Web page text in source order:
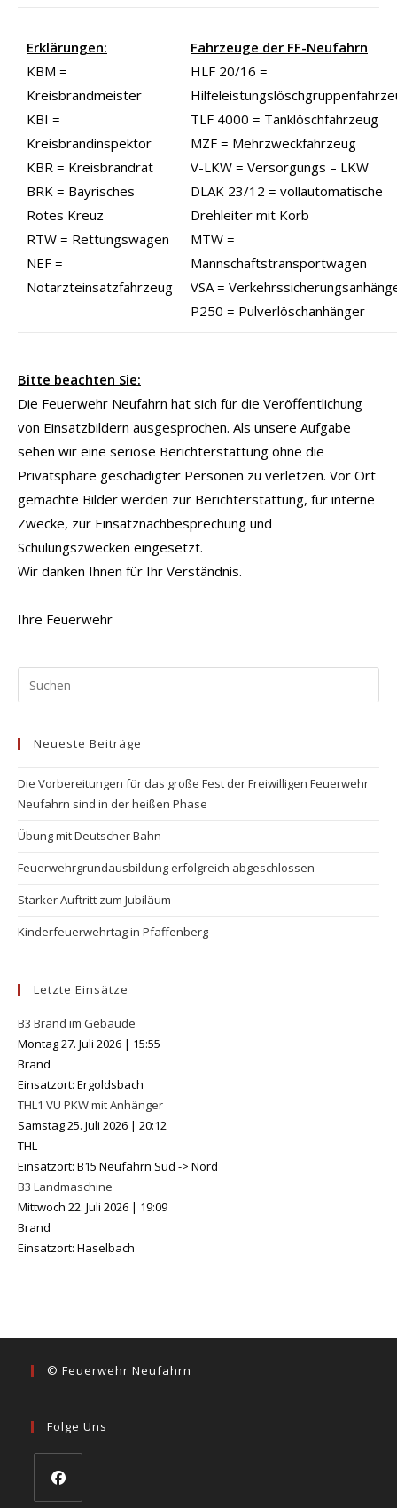
Erklärungen:
KBM =
Kreisbrandmeister
KBI =
Kreisbrandinspektor
KBR = Kreisbrandrat
BRK = Bayrisches
Rotes Kreuz
RTW = Rettungswagen
NEF =
Notarzteinsatzfahrzeug
Fahrzeuge der FF-Neufahrn
HLF 20/16 =
TLF 4000 = Tanklöschfahrzeug
MZF = Mehrzweckfahrzeug
V-LKW = Versorgungs – LKW
DLAK 23/12 = vollautomatische
Drehleiter mit Korb
MTW =
Mannschaftstransportwagen
VSA =
P250 = Pulverlöschanhänger
Bitte beachten Sie:
Die Feuerwehr Neufahrn hat sich für die Veröffentlichung
von Einsatzbildern ausgesprochen. Als unsere Aufgabe
sehen wir eine seriöse Berichterstattung ohne die
Privatsphäre geschädigter Personen zu verletzen. Vor Ort
gemachte Bilder werden zur Berichterstattung, für interne
Zwecke, zur Einsatznachbesprechung und
Schulungszwecken eingesetzt.
Wir danken Ihnen für Ihr Verständnis.
Ihre Feuerwehr
Neueste Beiträge
Die Vorbereitungen für das große Fest der Freiwilligen Feuerwehr
Neufahrn sind in der heißen Phase
Übung mit Deutscher Bahn
Feuerwehrgrundausbildung erfolgreich abgeschlossen
Starker Auftritt zum Jubiläum
Kinderfeuerwehrtag in Pfaffenberg
Letzte Einsätze
B3 Brand im Gebäude
Montag 27. Juli 2026 | 15:55
Brand
Einsatzort: Ergoldsbach
THL1 VU PKW mit Anhänger
Samstag 25. Juli 2026 | 20:12
THL
Einsatzort: B15 Neufahrn Süd -> Nord
B3 Landmaschine
Mittwoch 22. Juli 2026 | 19:09
Brand
Einsatzort: Haselbach
© Feuerwehr Neufahrn
Folge Uns